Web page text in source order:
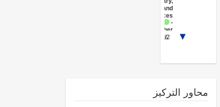
Trade and
Services
Industry,
التركيز